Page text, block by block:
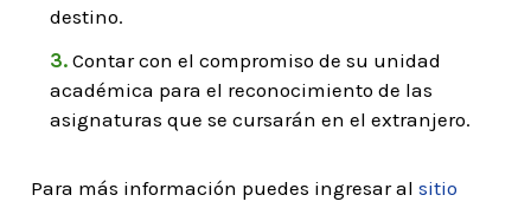
destino.
Contar con el compromiso de su unidad
académica para el reconocimiento de las
asignaturas que se cursarán en el extranjero.
Para más información puedes ingresar alsitio